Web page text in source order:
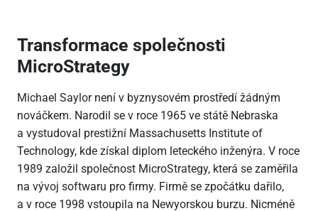
Transformace společnosti
MicroStrategy
Michael Saylor není v byznysovém prostředí žádným
nováčkem. Narodil se v roce 1965 ve státě Nebraska
a vystudoval prestižní Massachusetts Institute of
Technology, kde získal diplom leteckého inženýra. V roce
1989 založil společnost MicroStrategy, která se zaměřila
na vývoj softwaru pro firmy. Firmě se zpočátku dařilo,
a v roce 1998 vstoupila na Newyorskou burzu. Nicméně